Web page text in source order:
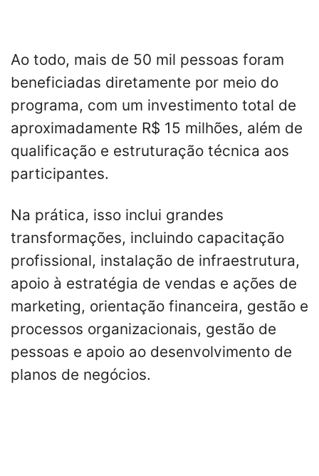
Ao todo, mais de 50 mil pessoas foram
beneficiadas diretamente por meio do
programa, com um investimento total de
aproximadamente R$ 15 milhões, além de
qualificação e estruturação técnica aos
participantes.
Na prática, isso inclui grandes
transformações, incluindo capacitação
profissional, instalação de infraestrutura,
apoio à estratégia de vendas e ações de
marketing, orientação financeira, gestão e
processos organizacionais, gestão de
pessoas e apoio ao desenvolvimento de
planos de negócios.